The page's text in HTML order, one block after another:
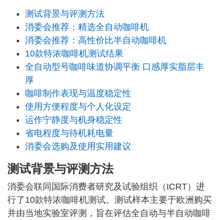
测试背景与评测方法
消委会推荐：精选全自动咖啡机
消委会推荐：高性价比半自动咖啡机
10款特浓咖啡机测试结果
全自动型号咖啡味道协调平衡 口感厚实脂层丰
厚
咖啡制作表现与温度稳定性
使用方便程度与个人化设定
运作宁静度与机身稳定性
省电程度与待机耗电量
消委会选购及使用实用建议
测试背景与评测方法
消委会联同国际消费者研究及试验组织（ICRT）进
行了10款特浓咖啡机测试。测试样本主要于欧洲购买
并由当地实验室评测，旨在评估全自动与半自动咖啡